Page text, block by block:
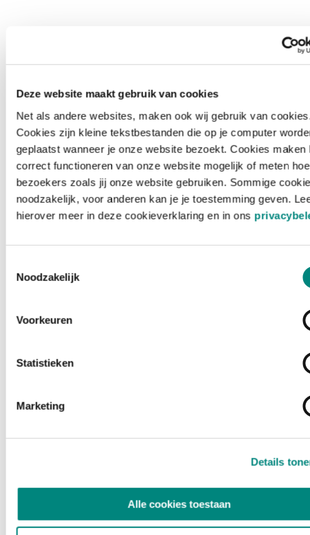
Deze website maakt gebruik van cookies
Net als andere websites, maken ook wij gebruik van
Cookies zijn kleine tekstbestanden die op je computer
geplaatst wanneer je onze website bezoekt. Cookies maken
correct functioneren van onze website mogelijk of meten hoe
bezoekers zoals jij onze website gebruiken. Sommige
noodzakelijk, voor anderen kan je je toestemming geven.
hierover meer in deze cookieverklaring en in ons
Noodzakelijk
Voorkeuren
Statistieken
Marketing
Details
Alle cookies toestaan